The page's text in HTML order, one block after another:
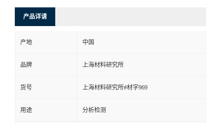
产品详请
产地 中国
品牌 上海材料研究所
货号 上海材料研究所#材字969
用途 分析检测